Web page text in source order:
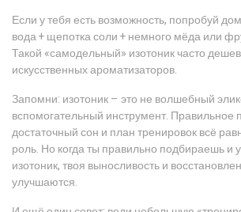
Если у тебя есть возможность, попробуй
вода + щепотка соли + немного мёда или
Такой «самодельный» изотоник часто
искусственных ароматизаторов.
Запомни: изотоник – это не волшебный
вспомогательный инструмент. Правильное
достаточный сон и план тренировок всё
роль. Но когда ты правильно подбираешь и
изотоник, твоя выносливость и
улучшаются.